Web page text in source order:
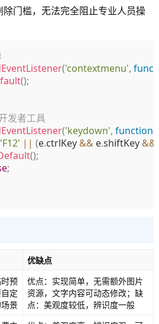
门槛，无法完全阻止专业人员操
('contextmenu',
();
发者工具
('keydown', function(
'F12' || (e.ctrlKey && e.shiftKey &&
();
;
优缺点
预
定
景
优点：实现简单，无需额外图片
资源，文字内容可动态修改；缺
点：美观度较低，辨识度一般